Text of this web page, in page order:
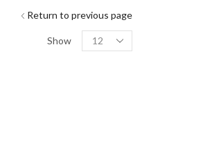
Return to previous page
Show